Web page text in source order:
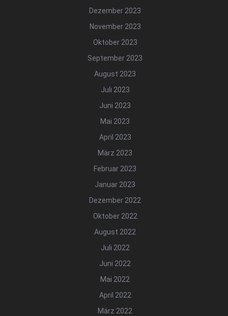
Dezember 2023
November 2023
Oktober 2023
September 2023
August 2023
Juli 2023
Juni 2023
Mai 2023
April 2023
März 2023
Februar 2023
Januar 2023
Dezember 2022
Oktober 2022
August 2022
Juli 2022
Juni 2022
Mai 2022
April 2022
März 2022